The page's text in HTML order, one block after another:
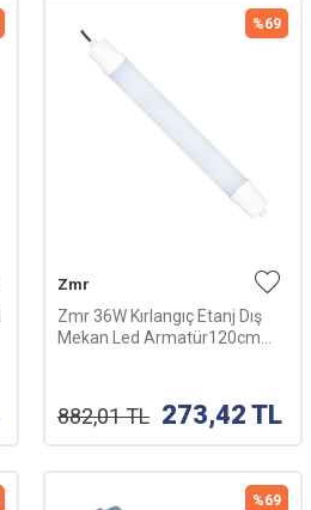
%69
Zmr
Zmr 36W Kırlangıç Etanj Dış
Mekan Led Armatür120cm
882,01TL 273,42 TL
%69